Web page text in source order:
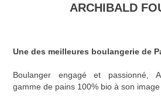
ARCHIBALD
Une des meilleures boulangerie de
Boulanger engagé et passionné,
gamme de pains 100% bio à son